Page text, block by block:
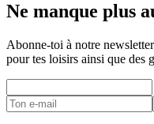
Ne manque plus
Abonne-toi à notre
pour tes loisirs ainsi que des